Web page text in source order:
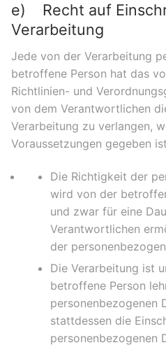
e) Recht auf
Verarbeitung
Jede von der Verarbeitung
betroffene Person hat das
Richtlinien- und
von dem Verantwortlichen
Verarbeitung zu verlangen,
Voraussetzungen gegeben
Die Richtigkeit der
wird von der
und zwar für eine
Verantwortlichen
der
Die Verarbeitung ist
betroffene Person
personenbezogenen
stattdessen die
personenbezogenen